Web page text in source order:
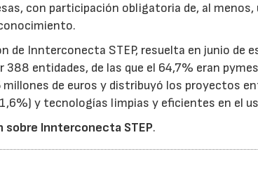
con participación obligatoria de, al
de Innterconecta STEP, resuelta en junio
388 entidades, de las que el 64,7% eran
millones de euros y distribuyó los proyectos
y tecnologías limpias y eficientes en el
sobre Innterconecta STEP.